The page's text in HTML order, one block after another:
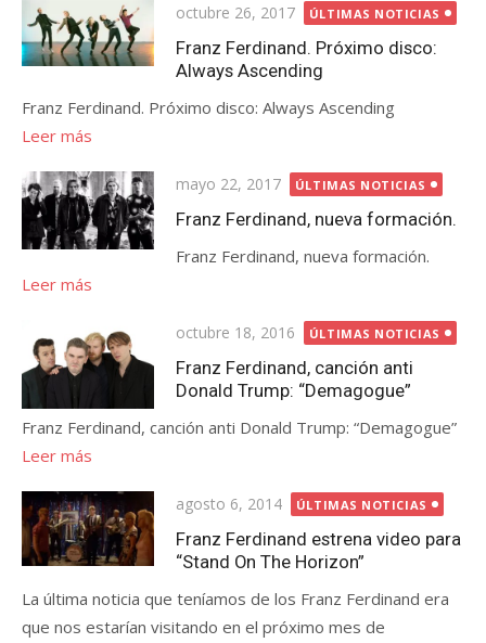
Publicada
el
octubre 26, 2017 ÚLTIMAS NOTICIAS
Franz Ferdinand. Próximo disco:
Always Ascending
Franz Ferdinand. Próximo disco: Always Ascending
Leer más
Publicada
el
mayo 22, 2017 ÚLTIMAS NOTICIAS
Franz Ferdinand, nueva formación.
Franz Ferdinand, nueva formación.
Leer más
Publicada
el
octubre 18, 2016 ÚLTIMAS NOTICIAS
Franz Ferdinand, canción anti
Donald Trump: “Demagogue”
Franz Ferdinand, canción anti Donald Trump: “Demagogue”
Leer más
Publicada
el
agosto 6, 2014 ÚLTIMAS NOTICIAS
Franz Ferdinand estrena video para
“Stand On The Horizon”
La última noticia que teníamos de los Franz Ferdinand era
que nos estarían visitando en el próximo mes de